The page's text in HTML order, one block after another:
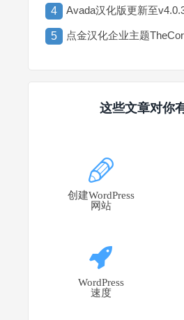
4 Avada汉化版更新至
5 点金汉化企业主题
这些文章对你
创建WordPress
网站
WordPress
速度